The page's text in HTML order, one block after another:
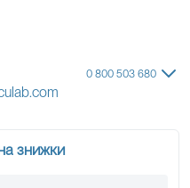
0 800 503 680
знижки